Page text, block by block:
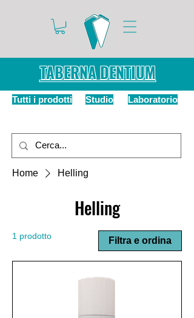
TABERNA DENTIUM
Tutti i prodotti Studio Laboratorio
Home Helling
Helling
1 prodotto Filtra e ordina